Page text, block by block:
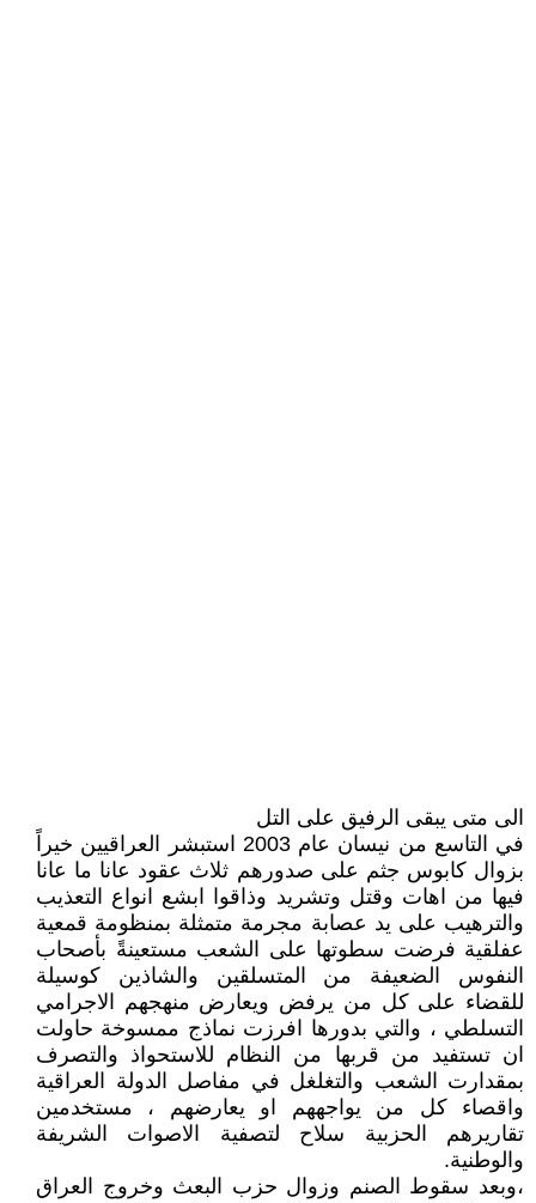
الى متى يبقى الرفيق على التل
في التاسع من نيسان عام 2003 استبشر العراقيين خيراً
بزوال كابوس جثم على صدورهم ثلاث عقود عانا ما عانا
فيها من اهات وقتل وتشريد وذاقوا ابشع انواع التعذيب
والترهيب على يد عصابة مجرمة متمثلة بمنظومة قمعية
عفلقية فرضت سطوتها على الشعب مستعينةً بأصحاب
النفوس الضعيفة من المتسلقين والشاذين كوسيلة
للقضاء على كل من يرفض ويعارض منهجهم الاجرامي
التسلطي ، والتي بدورها افرزت نماذج ممسوخة حاولت
ان تستفيد من قربها من النظام للاستحواذ والتصرف
بمقدارت الشعب والتغلغل في مفاصل الدولة العراقية
واقصاء كل من يواجههم او يعارضهم ، مستخدمين
تقاريرهم الحزبية سلاح لتصفية الاصوات الشريفة
والوطنية.
،وبعد سقوط الصنم وزوال حزب البعث وخروج العراق